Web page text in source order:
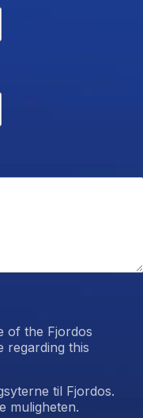
of the Fjordos
regarding this
til Fjordos.
muligheten.